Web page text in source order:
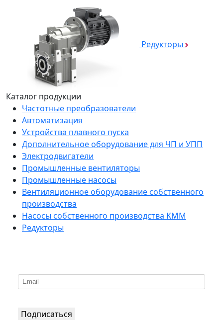
Редукторы
Каталог продукции
Частотные преобразователи
Автоматизация
Устройства плавного пуска
Дополнительное оборудование для ЧП и УПП
Электродвигатели
Промышленные вентиляторы
Промышленные насосы
Вентиляционное оборудование собственного
производства
Насосы собственного производства KMM
Редукторы
Подписаться